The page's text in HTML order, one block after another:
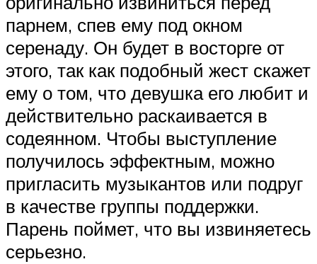
парнем, спев ему под окном
серенаду. Он будет в восторге от
этого, так как подобный жест скажет
ему о том, что девушка его любит и
действительно раскаивается в
содеянном. Чтобы выступление
получилось эффектным, можно
пригласить музыкантов или подруг
в качестве группы поддержки.
Парень поймет, что вы извиняетесь
серьезно.